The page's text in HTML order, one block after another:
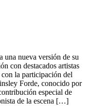
una nueva versión de su
con destacados artistas
la participación del
Forde, conocido por
especial de
de la escena […]